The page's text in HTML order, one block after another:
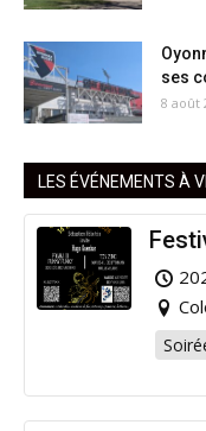
ses
8 août
LES ÉVÉNEMENTS À